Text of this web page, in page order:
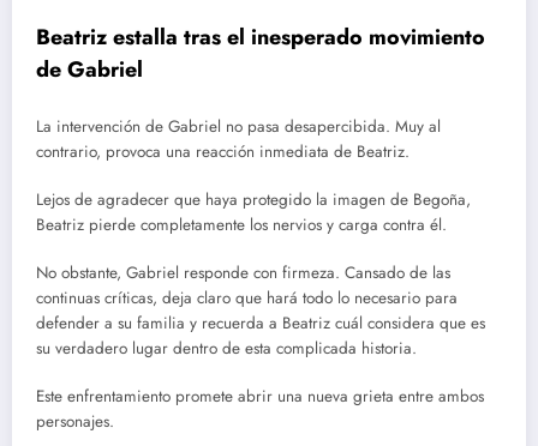
Beatriz estalla tras el inesperado movimiento
de Gabriel
La intervención de Gabriel no pasa desapercibida. Muy al
contrario, provoca una reacción inmediata de Beatriz.
Lejos de agradecer que haya protegido la imagen de Begoña,
Beatriz pierde completamente los nervios y carga contra él.
No obstante, Gabriel responde con firmeza. Cansado de las
continuas críticas, deja claro que hará todo lo necesario para
defender a su familia y recuerda a Beatriz cuál considera que es
su verdadero lugar dentro de esta complicada historia.
Este enfrentamiento promete abrir una nueva grieta entre ambos
personajes.